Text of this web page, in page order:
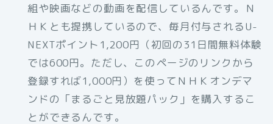
組や映画などの動画を配信しているんです。Ｎ
ＨＫとも提携しているので、毎月付与されるU-
NEXTポイント1,200円（初回の31日間無料体験
では600円。ただし、このページのリンクから
登録すれば1,000円）を使ってＮＨＫオンデマ
ンドの「まるごと見放題パック」を購入するこ
とができるんです。